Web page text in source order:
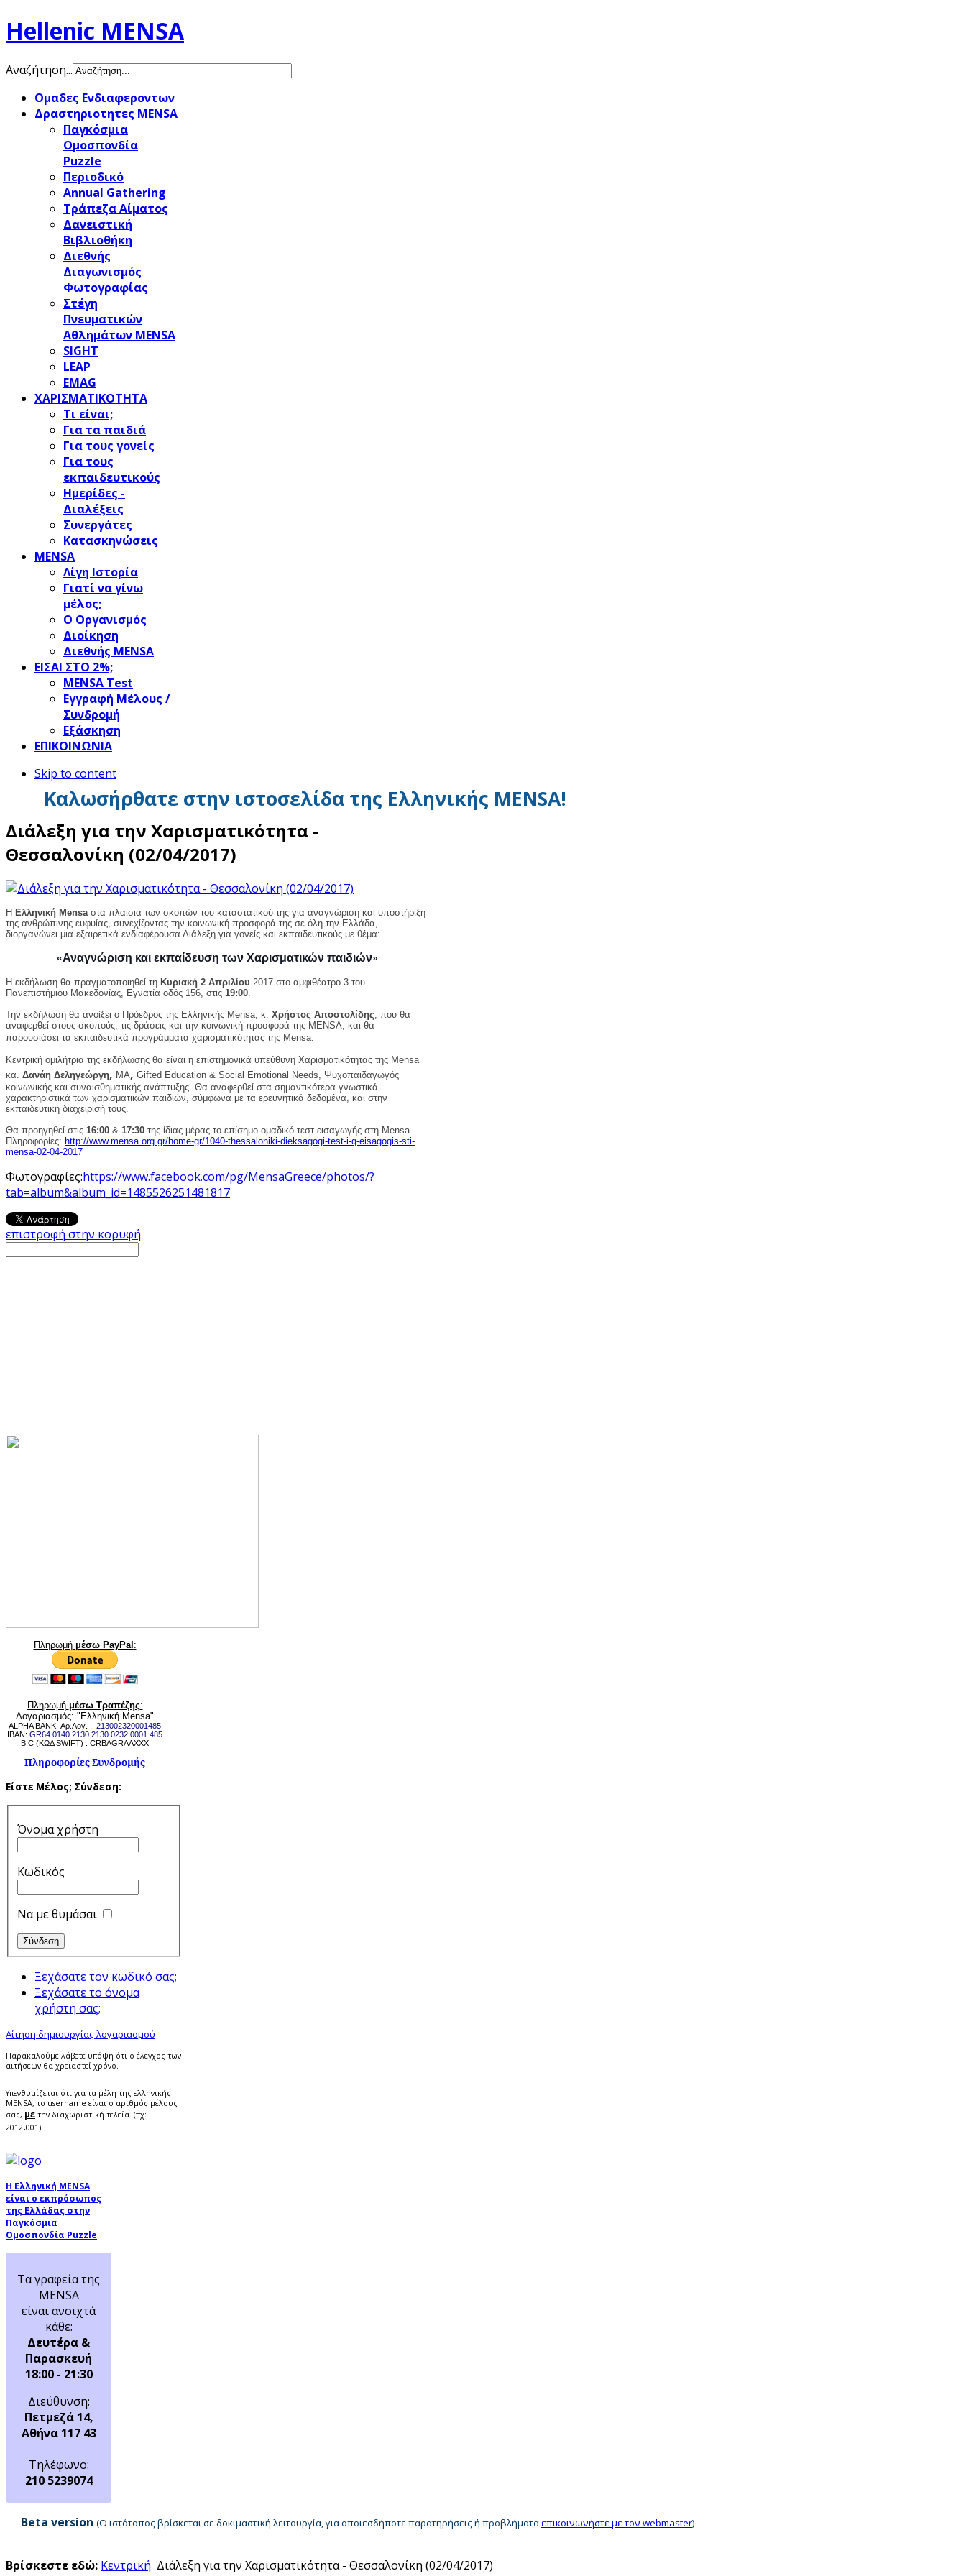
Hellenic MENSA
Αναζήτηση...
Ομαδες Ενδιαφεροντων
Δραστηριοτητες MENSA
Παγκόσμια
Ομοσπονδία
Puzzle
Περιοδικό
Annual Gathering
Τράπεζα Αίματος
Δανειστική
Βιβλιοθήκη
Διεθνής
Διαγωνισμός
Φωτογραφίας
Στέγη
Πνευματικών
Αθλημάτων MENSA
SIGHT
LEAP
EMAG
ΧΑΡΙΣΜΑΤΙΚΟΤΗΤΑ
Τι είναι;
Για τα παιδιά
Για τους γονείς
Για τους
εκπαιδευτικούς
Ημερίδες -
Διαλέξεις
Συνεργάτες
Κατασκηνώσεις
MENSA
Λίγη Ιστορία
Γιατί να γίνω
μέλος;
Ο Οργανισμός
Διοίκηση
Διεθνής MENSA
ΕΙΣΑΙ ΣΤΟ 2%;
ΜΕΝSΑ Test
Εγγραφή Μέλους /
Συνδρομή
Εξάσκηση
ΕΠΙΚΟΙΝΩΝΙΑ
Skip to content
Καλωσήρθατε στην ιστοσελίδα της Ελληνικής MENSA!
Διάλεξη για την Χαρισματικότητα -
Θεσσαλονίκη (02/04/2017)
Η Ελληνική Mensa στα πλαίσια των σκοπών του καταστατικού της για αναγνώριση και υποστήριξη
της ανθρώπινης ευφυίας, συνεχίζοντας την κοινωνική προσφορά της σε όλη την Ελλάδα,
διοργανώνει μια εξαιρετικά ενδιαφέρουσα Διάλεξη για γονείς και εκπαιδευτικούς με θέμα:
«Αναγνώριση και εκπαίδευση των Χαρισματικών παιδιών»
Η εκδήλωση θα πραγματοποιηθεί τη Κυριακή 2 Απριλίου 2017 στο αμφιθέατρο 3 του
Πανεπιστήμιου Μακεδονίας, Εγνατία οδός 156, στις 19:00
Την εκδήλωση θα ανοίξει ο Πρόεδρος της Ελληνικής Mensa, κ. Χρήστος Αποστολίδης , που θα
αναφερθεί στους σκοπούς, τις δράσεις και την κοινωνική προσφορά της MENSA, και θα
παρουσιάσει τα εκπαιδευτικά προγράμματα χαρισματικότητας της Mensa
Κεντρική ομιλήτρια της εκδήλωσης θα είναι η επιστημονικά υπεύθυνη Χαρισματικότητας της Mensa
κα. Δανάη Δεληγεώργη, ΜΑ, Gifted Εducation & Social Emotional Needs, Ψυχοπαιδαγωγός
κοινωνικής και συναισθηματικής ανάπτυξης. Θα αναφερθεί στα σημαντικότερα γνωστικά
χαρακτηριστικά των χαρισματικών παιδιών, σύμφωνα με τα ερευνητικά δεδομένα, και στην
εκπαιδευτική διαχείρισή τους.
Θα προηγηθεί στις 16:00 & 17:30 της ίδιας μέρας το επίσημο ομαδικό τεστ εισαγωγής στη Mensa.
Πληροφορίες: http://www.mensa.org.gr/home-gr/1040-thessaloniki-dieksagogi-test-i-q-eisagogis-sti-
mensa-02-04-2017
Φωτογραφίες:https://www.facebook.com/pg/MensaGreece/photos/?
tab=album&album_id=1485526251481817
επιστροφή στην κορυφή
Πληρωμή μέσω PayPal:
Πληρωμή μέσω Τραπέζης:
Λογαριασμός: "Ελληνική Mensa"
ALPHA BANK Αρ.Λογ. : 213002320001485
IBAN: GR64 0140 2130 2130 0232 0001 485
BIC (ΚΩΔ SWIFT) : CRBAGRAAXXX
Πληροφορίες Συνδρομής
Είστε Μέλος; Σύνδεση:
Όνομα χρήστη
Κωδικός
Να με θυμάσαι
Ξεχάσατε τον κωδικό σας;
Ξεχάσατε το όνομα
χρήστη σας;
Αίτηση δημιουργίας λογαριασμού
Παρακαλούμε λάβετε υπόψη ότι ο έλεγχος των
αιτήσεων θα χρειαστεί χρόνο.
Υπενθυμίζεται ότι για τα μέλη της ελληνικής
MENSA, το username είναι ο αριθμός μέλους
σας, με την διαχωριστική τελεία. (πχ:
2012.001)
Η Ελληνική MENSA
είναι ο εκπρόσωπος
της Ελλάδας στην
Παγκόσμια
Ομοσπονδία Puzzle
Τα γραφεία της
MENSA
είναι ανοιχτά
κάθε:
Δευτέρα &
Παρασκευή
18:00 - 21:30
Διεύθυνση:
Πετμεζά 14,
Αθήνα 117 43
Τηλέφωνο:
210 5239074
Beta version (Ο ιστότοπος βρίσκεται σε δοκιμαστική λειτουργία, για οποιεσδήποτε παρατηρήσεις ή προβλήματα επικοινωνήστε με τον webmaster)
Βρίσκεστε εδώ: Κεντρική Διάλεξη για την Χαρισματικότητα - Θεσσαλονίκη (02/04/2017)